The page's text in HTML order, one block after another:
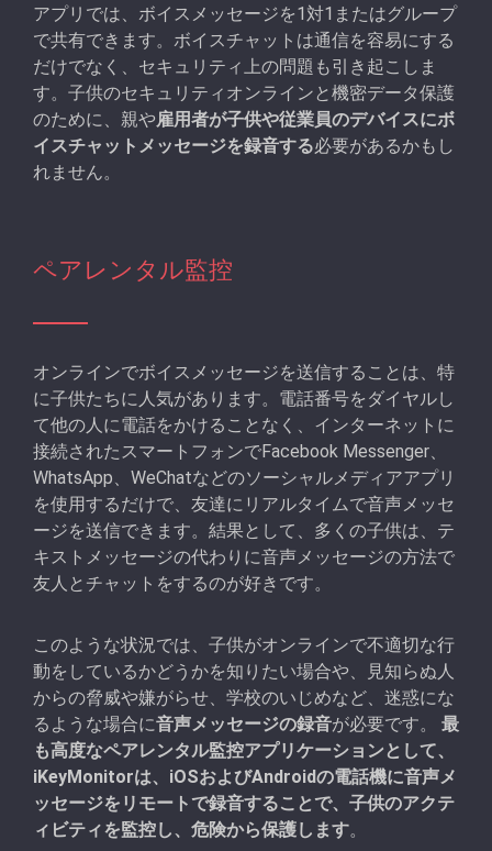
アプリでは、ボイスメッセージを1対1またはグループ
で共有できます。ボイスチャットは通信を容易にする
だけでなく、セキュリティ上の問題も引き起こしま
す。子供のセキュリティオンラインと機密データ保護
のために、親や雇用者が子供や従業員のデバイスにボ
イスチャットメッセージを録音する必要があるかもし
れません。
ペアレンタル監控
オンラインでボイスメッセージを送信することは、特
に子供たちに人気があります。電話番号をダイヤルし
て他の人に電話をかけることなく、インターネットに
接続されたスマートフォンでFacebook Messenger、
WhatsApp、WeChatなどのソーシャルメディアアプリ
を使用するだけで、友達にリアルタイムで音声メッセ
ージを送信できます。結果として、多くの子供は、テ
キストメッセージの代わりに音声メッセージの方法で
友人とチャットをするのが好きです。
このような状況では、子供がオンラインで不適切な行
動をしているかどうかを知りたい場合や、見知らぬ人
からの脅威や嫌がらせ、学校のいじめなど、迷惑にな
るような場合に音声メッセージの録音が必要です。
最
も高度なペアレンタル監控アプリケーションとして、
iKeyMonitorは、iOSおよびAndroidの電話機に音声メ
ッセージをリモートで録音することで、子供のアクテ
ィビティを監控し、危険から保護します。